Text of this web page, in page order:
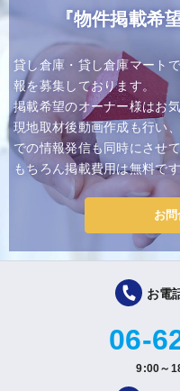
『物件掲載希
貸し倉庫・貸し倉庫マート
報を募集しております。
掲載希望のオーナー様はお
現地取材後動画作成も行い
での情報発信も同時にさせ
もちろん掲載費用は無料で
お
お電
06-
9:00～